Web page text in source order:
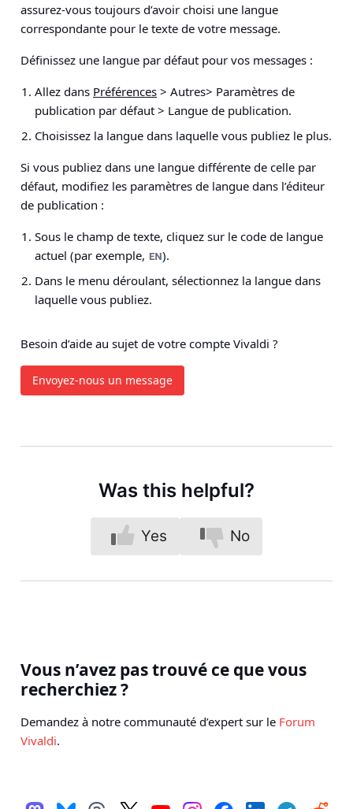
assurez-vous toujours d’avoir choisi une langue
correspondante pour le texte de votre message.
Définissez une langue par défaut pour vos messages :
Allez dans Préférences > Autres> Paramètres de
publication par défaut > Langue de publication.
Choisissez la langue dans laquelle vous publiez le plus.
Si vous publiez dans une langue différente de celle par
défaut, modifiez les paramètres de langue dans l’éditeur
de publication :
Sous le champ de texte, cliquez sur le code de langue
actuel (par exemple,
).
Dans le menu déroulant, sélectionnez la langue dans
laquelle vous publiez.
Besoin d’aide au sujet de votre compte Vivaldi ?
Envoyez-nous un message
Was this helpful?
Yes No
Vous n’avez pas trouvé ce que vous
recherchiez ?
Demandez à notre communauté d’expert sur le Forum
Vivaldi.